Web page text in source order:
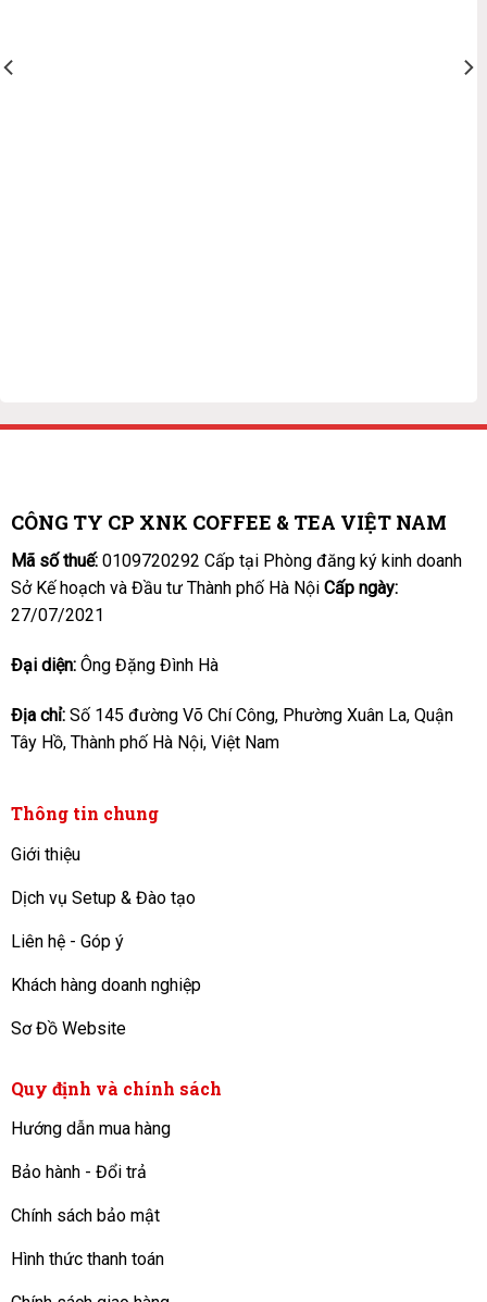
CÔNG TY CP XNK COFFEE & TEA VIỆT NAM
Mã số thuế:0109720292 Cấp tại Phòng đăng ký kinh doanh
Sở Kế hoạch và Đầu tư Thành phố Hà Nội Cấp ngày:
27/07/2021
Đại diện: Ông Đặng Đình Hà
Địa chỉ: Số 145 đường Võ Chí Công, Phường Xuân La, Quận
Tây Hồ, Thành phố Hà Nội, Việt Nam
Thông tin chung
Giới thiệu
Dịch vụ Setup & Đào tạo
Liên hệ - Góp ý
Khách hàng doanh nghiệp
Sơ Đồ Website
Quy định và chính sách
Hướng dẫn mua hàng
Bảo hành - Đổi trả
Chính sách bảo mật
Hình thức thanh toán